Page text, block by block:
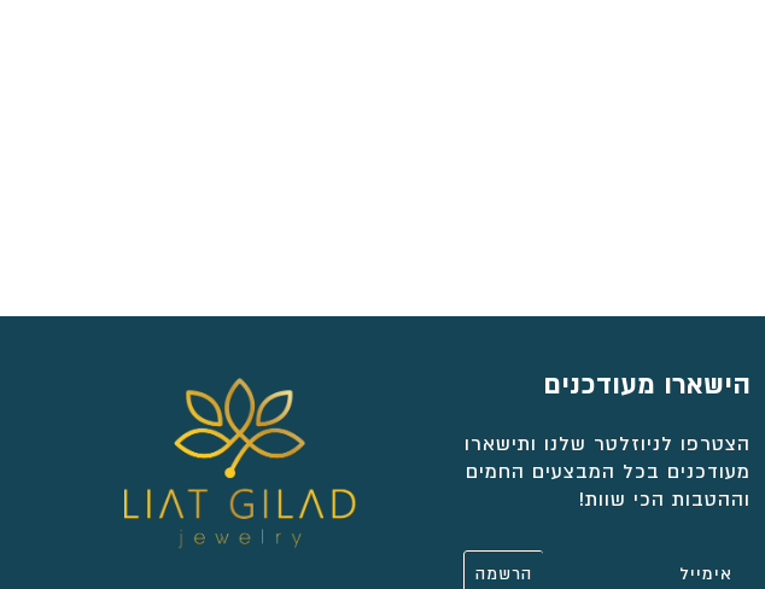
הישארו מעודכנים
הצטרפו לניוזלטר שלנו ותישארו
מעודכנים בכל המבצעים החמים
וההטבות הכי שוות!